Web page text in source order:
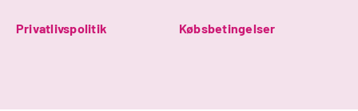
Privatlivspolitik Købsbetingelser